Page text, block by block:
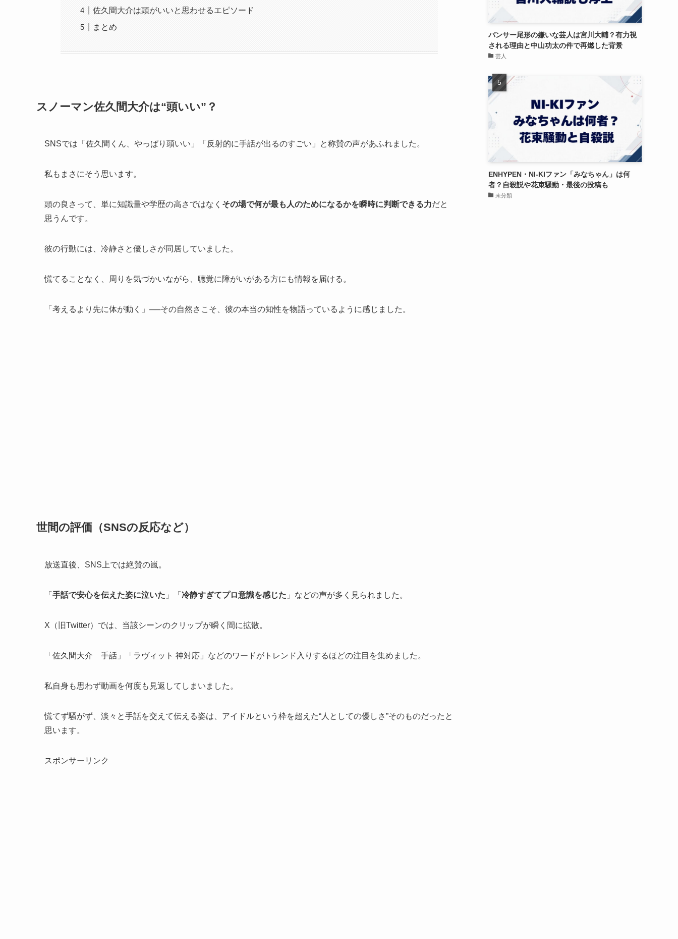
佐久間大介は頭がいいと思わせるエピソード
まとめ
スノーマン佐久間大介は“頭いい”？
SNSでは「佐久間くん、やっぱり頭いい」「反射的に手話が出るのすごい」と称賛の声があふれました。
私もまさにそう思います。
頭の良さって、単に知識量や学歴の高さではなく その場で何が最も人のためになるかを瞬時に判断できる力だと
思うんです。
彼の行動には、冷静さと優しさが同居していました。
慌てることなく、周りを気づかいながら、聴覚に障がいがある方にも情報を届ける。
「考えるより先に体が動く」──その自然さこそ、彼の本当の知性を物語っているように感じました。
世間の評価（SNSの反応など）
放送直後、SNS上では絶賛の嵐。
「 手話で安心を伝えた姿に泣いた 」「 冷静すぎてプロ意識を感じた 」などの声が多く見られました。
X（旧Twitter）では、当該シーンのクリップが瞬く間に拡散。
「佐久間大介 手話」「ラヴィット 神対応」などのワードがトレンド入りするほどの注目を集めました。
私自身も思わず動画を何度も見返してしまいました。
慌てず騒がず、淡々と手話を交えて伝える姿は、アイドルという枠を超えた“人としての優しさ”そのものだったと
思います。
スポンサーリンク
パンサー尾形の嫌いな芸人は宮川大輔？有力視
される理由と中山功太の件で再燃した背景
芸人
ENHYPEN・NI-KIファン「みなちゃん」は何
者？自殺説や花束騒動・最後の投稿も
未分類